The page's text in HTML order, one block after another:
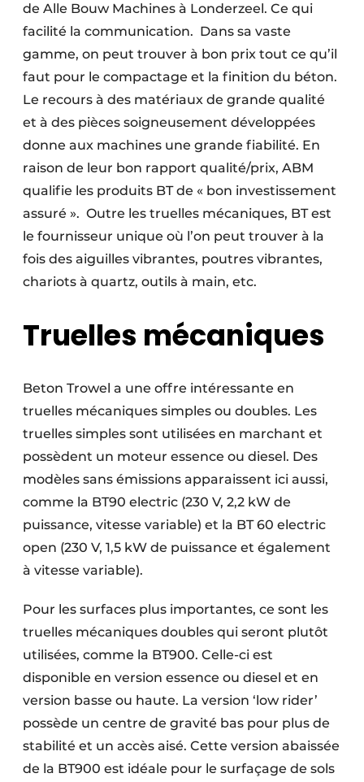
de Alle Bouw Machines à Londerzeel. Ce qui
facilité la communication. Dans sa vaste
gamme, on peut trouver à bon prix tout ce qu’il
faut pour le compactage et la finition du béton.
Le recours à des matériaux de grande qualité
et à des pièces soigneusement développées
donne aux machines une grande fiabilité. En
raison de leur bon rapport qualité/prix, ABM
qualifie les produits BT de « bon investissement
assuré ». Outre les truelles mécaniques, BT est
le fournisseur unique où l’on peut trouver à la
fois des aiguilles vibrantes, poutres vibrantes,
chariots à quartz, outils à main, etc.
Truelles mécaniques
Beton Trowel a une offre intéressante en
truelles mécaniques simples ou doubles. Les
truelles simples sont utilisées en marchant et
possèdent un moteur essence ou diesel. Des
modèles sans émissions apparaissent ici aussi,
comme la BT90 electric (230 V, 2,2 kW de
puissance, vitesse variable) et la BT 60 electric
open (230 V, 1,5 kW de puissance et également
à vitesse variable).
Pour les surfaces plus importantes, ce sont les
truelles mécaniques doubles qui seront plutôt
utilisées, comme la BT900. Celle-ci est
disponible en version essence ou diesel et en
version basse ou haute. La version ‘low rider’
possède un centre de gravité bas pour plus de
stabilité et un accès aisé. Cette version abaissée
de la BT900 est idéale pour le surfaçage de sols